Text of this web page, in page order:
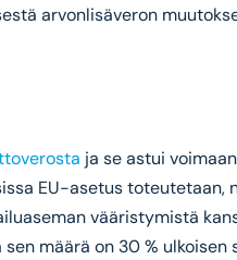
arvonlisäveron
ja se astui
EU-asetus
vääristymistä
määrä on 30 %